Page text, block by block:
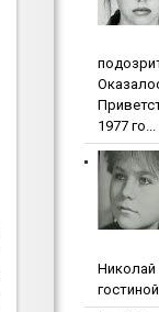
1977 го...
Николай